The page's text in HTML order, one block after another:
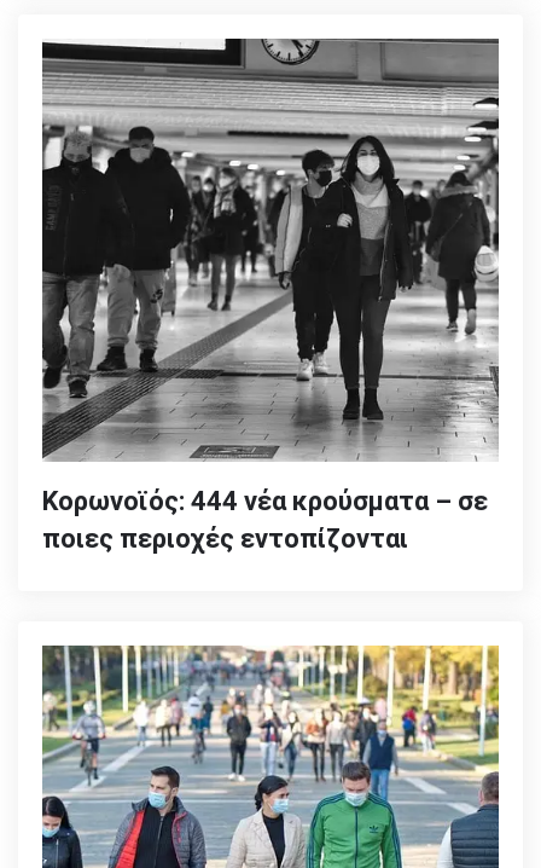
Κορωνοϊός: 444 νέα κρούσματα – σε
ποιες περιοχές εντοπίζονται